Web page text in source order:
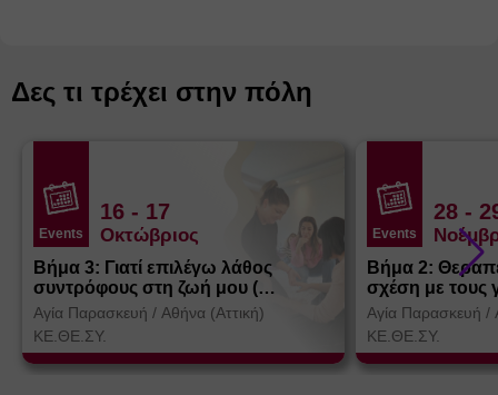
Δες τι τρέχει στην πόλη
Events
16 - 17
Οκτώβριος
Βήμα 3: Γιατί επιλέγω λάθος
συντρόφους στη ζωή μου (
Θεσσαλονίκη)
Αγία Παρασκευή / Αθήνα (Αττική)
ΚΕ.ΘΕ.ΣΥ.
Events
28 -
Βήμα 2:
σχέση με τους
Αγία Παρασκευή /
ΚΕ.ΘΕ.ΣΥ.